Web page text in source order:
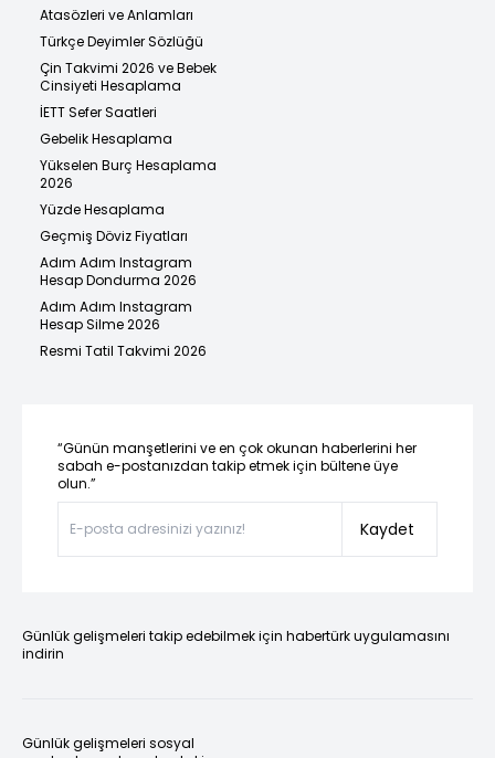
Atasözleri ve Anlamları
Türkçe Deyimler Sözlüğü
Çin Takvimi 2026 ve Bebek
Cinsiyeti Hesaplama
İETT Sefer Saatleri
Gebelik Hesaplama
Yükselen Burç Hesaplama
2026
Yüzde Hesaplama
Geçmiş Döviz Fiyatları
Adım Adım Instagram
Hesap Dondurma 2026
Adım Adım Instagram
Hesap Silme 2026
Resmi Tatil Takvimi 2026
“Günün manşetlerini ve en çok okunan haberlerini her
sabah e-postanızdan takip etmek için bültene üye
olun.”
Kaydet
Günlük gelişmeleri takip edebilmek için habertürk uygulamasını
indirin
Günlük gelişmeleri sosyal